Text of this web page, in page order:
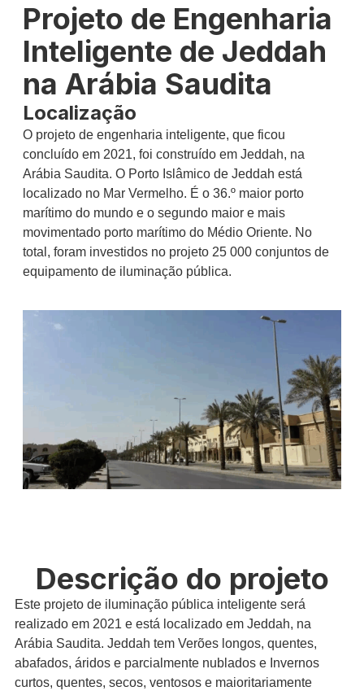
Projeto de Engenharia
Inteligente de Jeddah
na Arábia Saudita
Localização
O projeto de engenharia inteligente, que ficou
concluído em 2021, foi construído em Jeddah, na
Arábia Saudita. O Porto Islâmico de Jeddah está
localizado no Mar Vermelho. É o 36.º maior porto
marítimo do mundo e o segundo maior e mais
movimentado porto marítimo do Médio Oriente. No
total, foram investidos no projeto 25 000 conjuntos de
equipamento de iluminação pública.
Descrição do projeto
Este projeto de iluminação pública inteligente será
realizado em 2021 e está localizado em Jeddah, na
Arábia Saudita. Jeddah tem Verões longos, quentes,
abafados, áridos e parcialmente nublados e Invernos
curtos, quentes, secos, ventosos e maioritariamente